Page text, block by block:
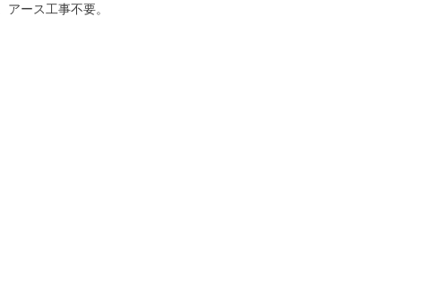
ース工事不要。